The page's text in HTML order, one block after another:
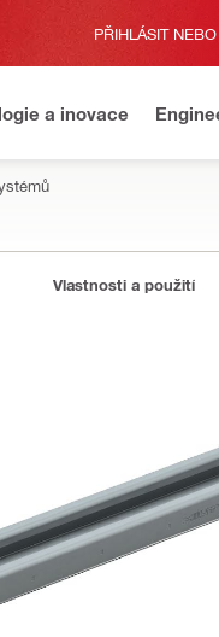
PŘIHLÁSIT
a inovace
Vlastnosti a použití